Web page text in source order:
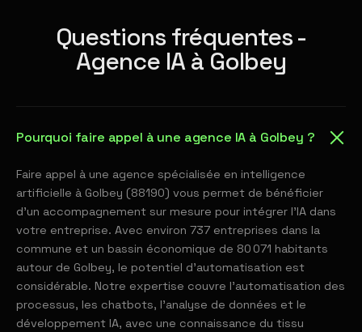
Questions fréquentes -
Agence IA à Golbey
Pourquoi faire appel à une agence IA à Golbey ?
Faire appel à une agence spécialisée en intelligence
artificielle à Golbey (88190) vous permet de bénéficier
d'un accompagnement sur mesure pour intégrer l'IA dans
votre entreprise. Avec environ 737 entreprises dans la
commune et un bassin économique de 80 071 habitants
autour de Golbey, le potentiel d'automatisation est
considérable. Notre expertise couvre l'automatisation des
processus, les chatbots, l'analyse de données et le
développement IA, avec une connaissance du tissu